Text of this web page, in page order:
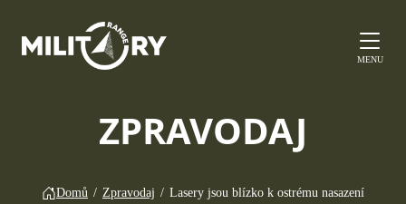
MENU
ZPRAVODAJ
Domů / Zpravodaj / Lasery jsou blízko k ostrému nasazení